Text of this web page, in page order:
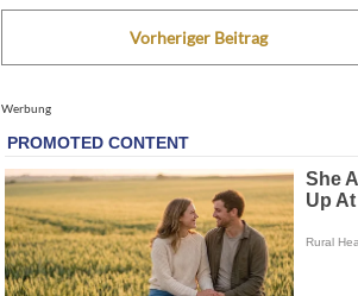
Vorheriger Beitrag
Werbung